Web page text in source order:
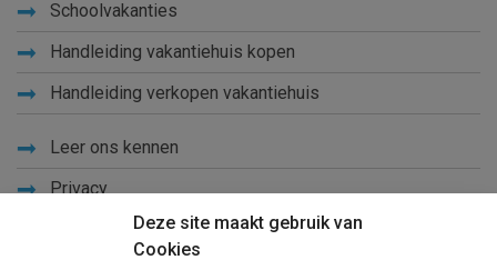
Deze site maakt gebruik van
Cookies
Schoolvakanties
Handleiding vakantiehuis kopen
Handleiding verkopen vakantiehuis
Leer ons kennen
Privacy